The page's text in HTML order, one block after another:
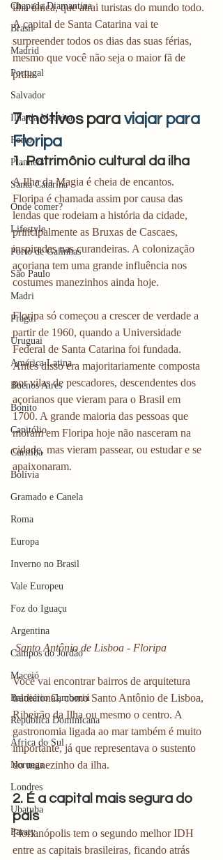
Chapada Diamantina
Brasil
Madrid
Portugal
Salvador
Ilha da Madeira
Porto
Planners
Santa Catarina
Onde comer?
Lifestyle
Porto de Galinhas
São Paulo
Madri
Praga
Uruguai
América Latina
Buenos Aires
Bonito
Capitólio
Curitiba
Bolívia
Gramado e Canela
Roma
Europa
Inverno no Brasil
Vale Europeu
Foz do Iguaçu
Argentina
Campos do Jordão
Maceió
Balneário Camboriú
República Dominicana
África do Sul
Noruega
Londres
Ubatuba
Paraty
ilha única, que atrai turistas do mundo todo.
A capital de Santa Catarina vai te
surpreender todos os dias das suas férias,
mesmo que você não seja o maior fã de
praia.
7 motivos para viajar para
Floripa
1. Patrimônio cultural da ilha
A Ilha da Magia é cheia de encantos.
Floripa é chamada assim por causa das
lendas que rodeiam a história da cidade,
principalmente as Bruxas de Cascaes,
inspiradas nas curandeiras. A colonização
açoriana tem uma grande influência nos
costumes manezinhos ainda hoje.
Floripa só começou a crescer de verdade a
partir de 1960, quando a Universidade
Federal de Santa Catarina foi fundada.
Antes disso era majoritariamente composta
por vilas de pescadores, descendentes dos
açorianos que vieram para o Brasil em
1700. A grande maioria das pessoas que
moram em Floripa hoje não nasceram na
cidade, mas vieram passear, ou estudar e se
apaixonaram.
Santo Antônio de Lisboa - Floripa
Você vai encontrar bairros de arquitetura
tradicional, como Santo Antônio de Lisboa,
Ribeirão da Ilha ou mesmo o centro. A
gastronomia ligada ao mar também é muito
importante, já que representava o sustento
do manezinho da ilha.
2. É a capital mais segura do
país
Florianópolis tem o segundo melhor IDH
entre as capitais brasileiras, ficando atrás